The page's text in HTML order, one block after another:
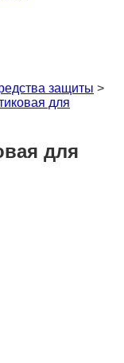
защиты >
для
для